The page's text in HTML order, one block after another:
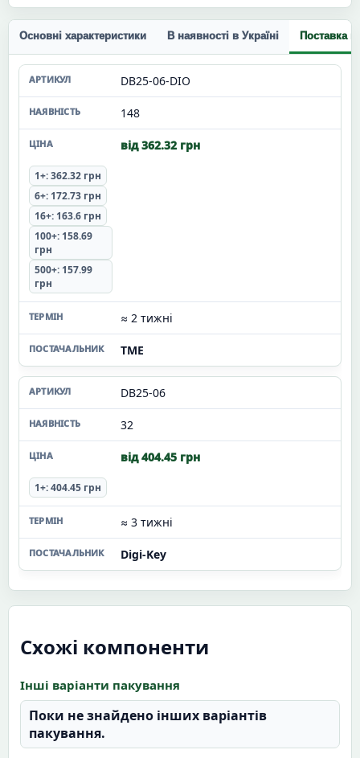
Основні характеристики В наявності в Україні Поставка
DB25-06-DIO
148
від 362.32 грн
1+: 362.32 грн
6+: 172.73 грн
16+: 163.6 грн
100+: 158.69
грн
500+: 157.99
грн
≈ 2 тижні
TME
DB25-06
32
від 404.45 грн
1+: 404.45 грн
≈ 3 тижні
Digi-Key
Схожі компоненти
Інші варіанти пакування
Поки не знайдено інших варіантів
пакування.